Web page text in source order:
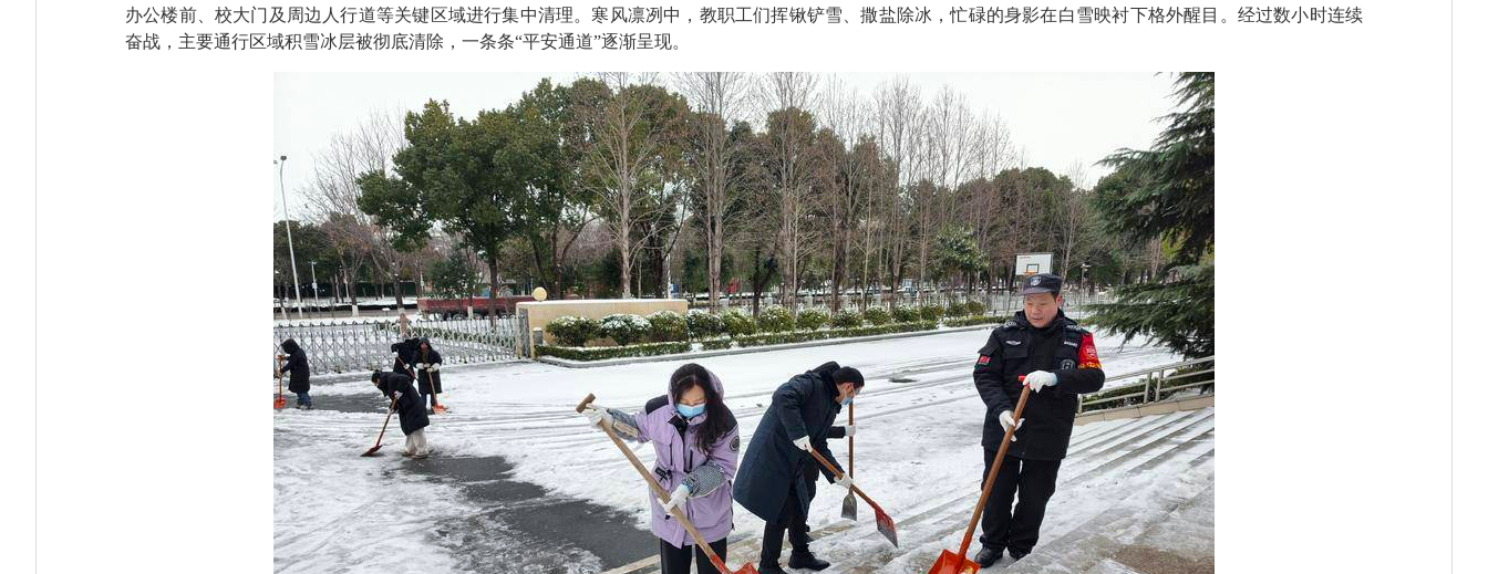
办公楼前、校大门及周边人行道等关键区域进行集中清理。寒风凛冽中，教职工们挥锹铲雪、撒盐除冰，忙碌的身影在白雪映衬下格外醒目。经过数小时连续
奋战，主要通行区域积雪冰层被彻底清除，一条条“平安通道”逐渐呈现。